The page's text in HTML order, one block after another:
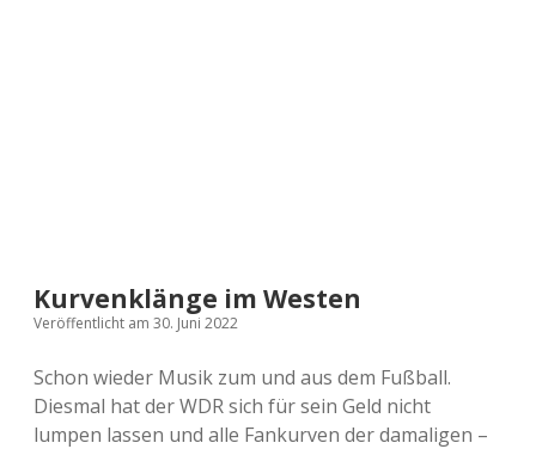
Kurvenklänge im Westen
Veröffentlicht am 30. Juni 2022
Schon wieder Musik zum und aus dem Fußball.
Diesmal hat der WDR sich für sein Geld nicht
lumpen lassen und alle Fankurven der damaligen –